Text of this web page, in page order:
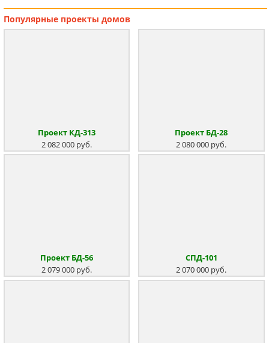
Популярные проекты домов
Проект КД-313
2 082 000 руб.
Проект БД-28
2 080 000 руб.
Проект БД-56
2 079 000 руб.
СПД-101
2 070 000 руб.